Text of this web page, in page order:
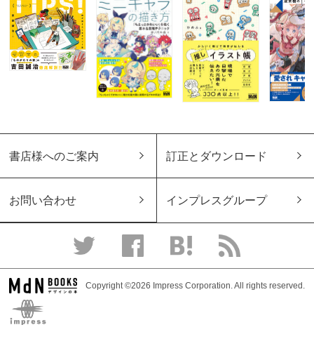
書店様へのご案内 訂正とダウンロード
お問い合わせ インプレスグループ
Copyright ©2026 Impress Corporation. All rights reserved.